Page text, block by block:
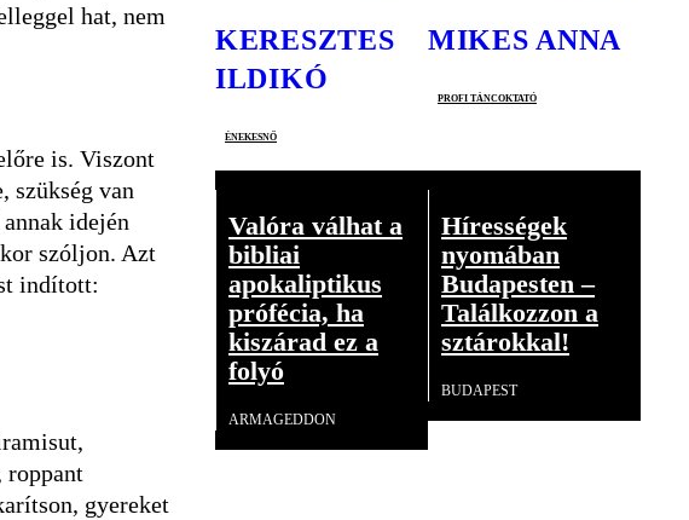
hat, nem
is. Viszont
szükség van
idején
szóljon. Azt
indított:
roppant
gyereket
KERESZTES
ILDIKÓ
énekesnő
MIKES ANNA
profi táncoktató
Valóra válhat a
bibliai
apokaliptikus
prófécia, ha
kiszárad ez a
folyó
ARMAGEDDON
Hírességek
nyomában
Budapesten –
Találkozzon a
sztárokkal!
BUDAPEST